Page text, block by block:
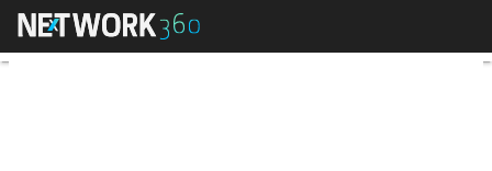
Open Innovation: dallo storming